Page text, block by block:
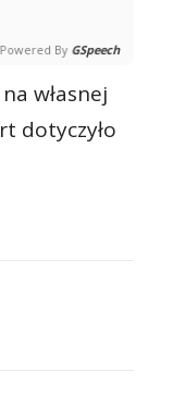
Powered By GSpeech
własnej
dotyczyło